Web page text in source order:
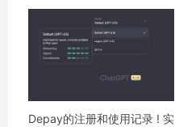
Depay的注册和使用记录 ! 实